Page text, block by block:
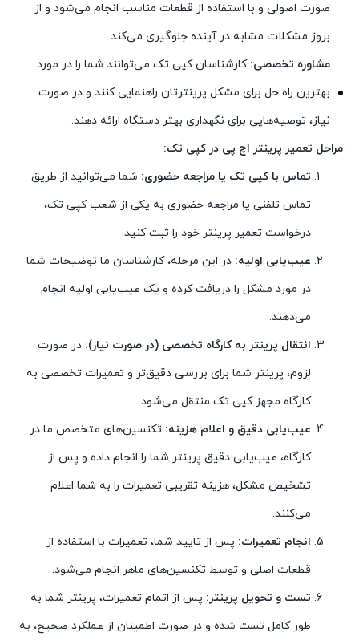
صورت اصولی و با استفاده از قطعات مناسب انجام می‌شود و از
بروز مشکلات مشابه در آینده جلوگیری می‌کند.
مشاوره تخصصی: کارشناسان کپی تک می‌توانند شما را در مورد
بهترین راه حل برای مشکل پرینترتان راهنمایی کنند و در صورت
نیاز، توصیه‌هایی برای نگهداری بهتر دستگاه ارائه دهند.
مراحل تعمیر پرینتر اچ پی در کپی تک:
تماس با کپی تک یا مراجعه حضوری: شما می‌توانید از طریق
تماس تلفنی یا مراجعه حضوری به یکی از شعب کپی تک،
درخواست تعمیر پرینتر خود را ثبت کنید.
عیب‌یابی اولیه: در این مرحله، کارشناسان ما توضیحات شما
در مورد مشکل را دریافت کرده و یک عیب‌یابی اولیه انجام
می‌دهند.
انتقال پرینتر به کارگاه تخصصی (در صورت نیاز): در صورت
لزوم، پرینتر شما برای بررسی دقیق‌تر و تعمیرات تخصصی به
کارگاه مجهز کپی تک منتقل می‌شود.
عیب‌یابی دقیق و اعلام هزینه: تکنسین‌های متخصص ما در
کارگاه، عیب‌یابی دقیق پرینتر شما را انجام داده و پس از
تشخیص مشکل، هزینه تقریبی تعمیرات را به شما اعلام
می‌کنند.
انجام تعمیرات: پس از تایید شما، تعمیرات با استفاده از
قطعات اصلی و توسط تکنسین‌های ماهر انجام می‌شود.
تست و تحویل پرینتر: پس از اتمام تعمیرات، پرینتر شما به
طور کامل تست شده و در صورت اطمینان از عملکرد صحیح، به